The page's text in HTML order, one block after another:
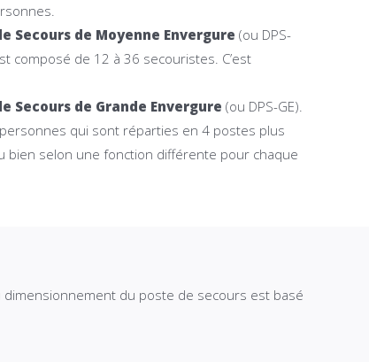
Secours de Moyenne Envergure (ou DPS-
composé de 12 à 36 secouristes. C’est
Secours de Grande Envergure (ou DPS-GE).
personnes qui sont réparties en 4 postes plus
bien selon une fonction différente pour chaque
du poste de secours est basé